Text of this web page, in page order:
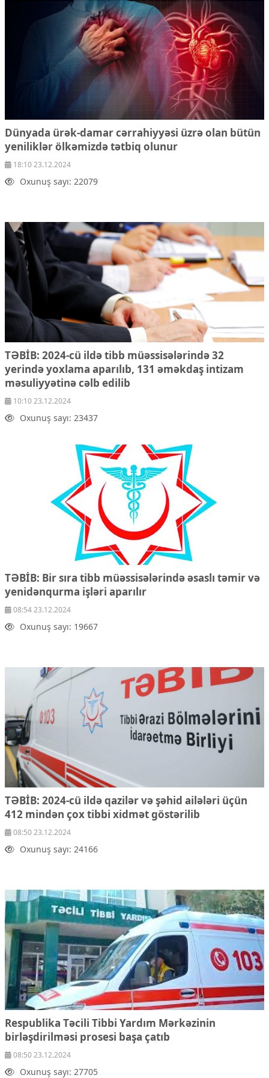
Ekologiya
Gənclər və İdman
Media və QHT
Sağlamlıq
Mənəvi dəyərlər
Texnologiya
Mətbuat-150
Əlaqə
Missiyamız
Dünyada ürək-damar cərrahiyyəsi üzrə olan bütün
yeniliklər ölkəmizdə tətbiq olunur
18:10 23.12.2024
Oxunuş sayı: 22079
TƏBİB: 2024-cü ildə tibb müəssisələrində 32
yerində yoxlama aparılıb, 131 əməkdaş intizam
məsuliyyətinə cəlb edilib
10:10 23.12.2024
Oxunuş sayı: 23437
TƏBİB: Bir sıra tibb müəssisələrində əsaslı təmir və
yenidənqurma işləri aparılır
08:54 23.12.2024
Oxunuş sayı: 19667
TƏBİB: 2024-cü ildə qazilər və şəhid ailələri üçün
412 mindən çox tibbi xidmət göstərilib
08:50 23.12.2024
Oxunuş sayı: 24166
Respublika Təcili Tibbi Yardım Mərkəzinin
birləşdirilməsi prosesi başa çatıb
08:50 23.12.2024
Oxunuş sayı: 27705